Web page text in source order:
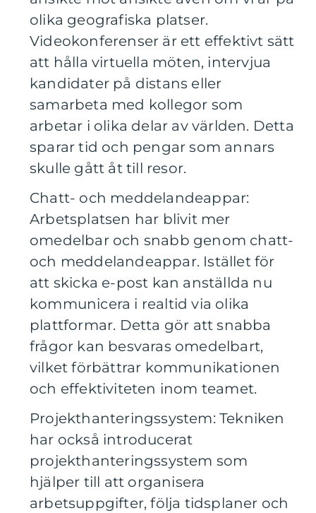
olika geografiska platser.
Videokonferenser är ett effektivt sätt
att hålla virtuella möten, intervjua
kandidater på distans eller
samarbeta med kollegor som
arbetar i olika delar av världen. Detta
sparar tid och pengar som annars
skulle gått åt till resor.
Chatt- och meddelandeappar:
Arbetsplatsen har blivit mer
omedelbar och snabb genom chatt-
och meddelandeappar. Istället för
att skicka e-post kan anställda nu
kommunicera i realtid via olika
plattformar. Detta gör att snabba
frågor kan besvaras omedelbart,
vilket förbättrar kommunikationen
och effektiviteten inom teamet.
Projekthanteringssystem: Tekniken
har också introducerat
projekthanteringssystem som
hjälper till att organisera
arbetsuppgifter, följa tidsplaner och